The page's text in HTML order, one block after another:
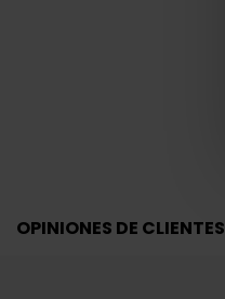
OPINIONES DE CLIENTES